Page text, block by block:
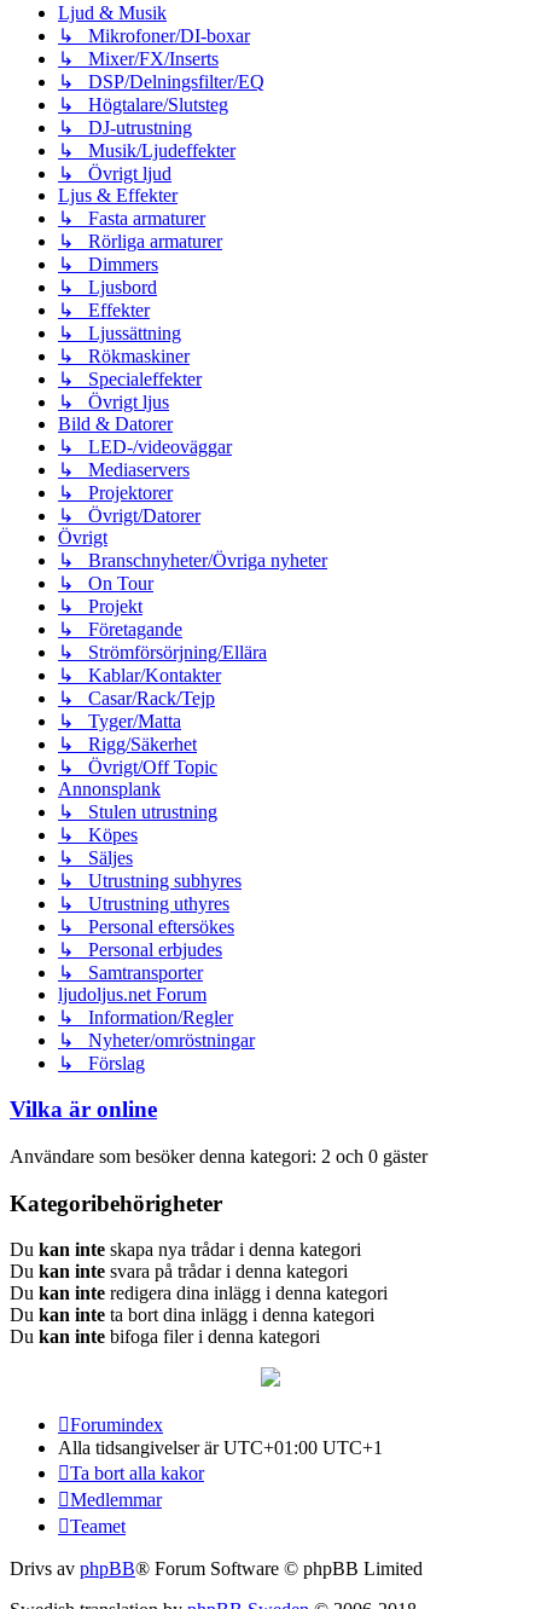
Ljud & Musik
↳ Mikrofoner/DI-boxar
↳ Mixer/FX/Inserts
↳ DSP/Delningsfilter/EQ
↳ Högtalare/Slutsteg
↳ DJ-utrustning
↳ Musik/Ljudeffekter
↳ Övrigt ljud
Ljus & Effekter
↳ Fasta armaturer
↳ Rörliga armaturer
↳ Dimmers
↳ Ljusbord
↳ Effekter
↳ Ljussättning
↳ Rökmaskiner
↳ Specialeffekter
↳ Övrigt ljus
Bild & Datorer
↳ LED-/videoväggar
↳ Mediaservers
↳ Projektorer
↳ Övrigt/Datorer
Övrigt
↳ Branschnyheter/Övriga nyheter
↳ On Tour
↳ Projekt
↳ Företagande
↳ Strömförsörjning/Ellära
↳ Kablar/Kontakter
↳ Casar/Rack/Tejp
↳ Tyger/Matta
↳ Rigg/Säkerhet
↳ Övrigt/Off Topic
Annonsplank
↳ Stulen utrustning
↳ Köpes
↳ Säljes
↳ Utrustning subhyres
↳ Utrustning uthyres
↳ Personal eftersökes
↳ Personal erbjudes
↳ Samtransporter
ljudoljus.net Forum
↳ Information/Regler
↳ Nyheter/omröstningar
↳ Förslag
Vilka är online
Användare som besöker denna kategori: 2 och 0 gäster
Kategoribehörigheter
Du kan inte skapa nya trådar i denna kategori
Du kan inte svara på trådar i denna kategori
Du kan inte redigera dina inlägg i denna kategori
Du kan inte ta bort dina inlägg i denna kategori
Du kan inte bifoga filer i denna kategori
Forumindex
Alla tidsangivelser är UTC+01:00 UTC+1
Ta bort alla kakor
Medlemmar
Teamet
Drivs av phpBB® Forum Software © phpBB Limited